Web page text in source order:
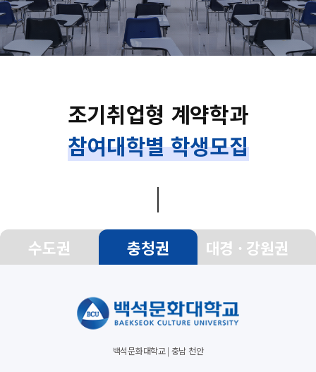
조기취업형 계약학과
참여대학별 학생모집
수도권 충청권 대경 · 강원권
백석문화대학교 | 충남 천안